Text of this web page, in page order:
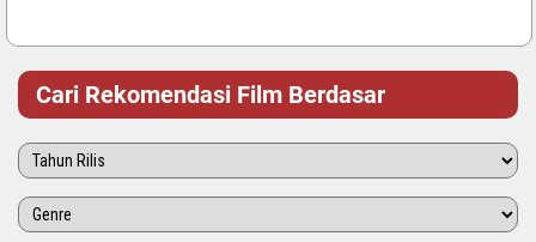
Cari Rekomendasi Film Berdasar